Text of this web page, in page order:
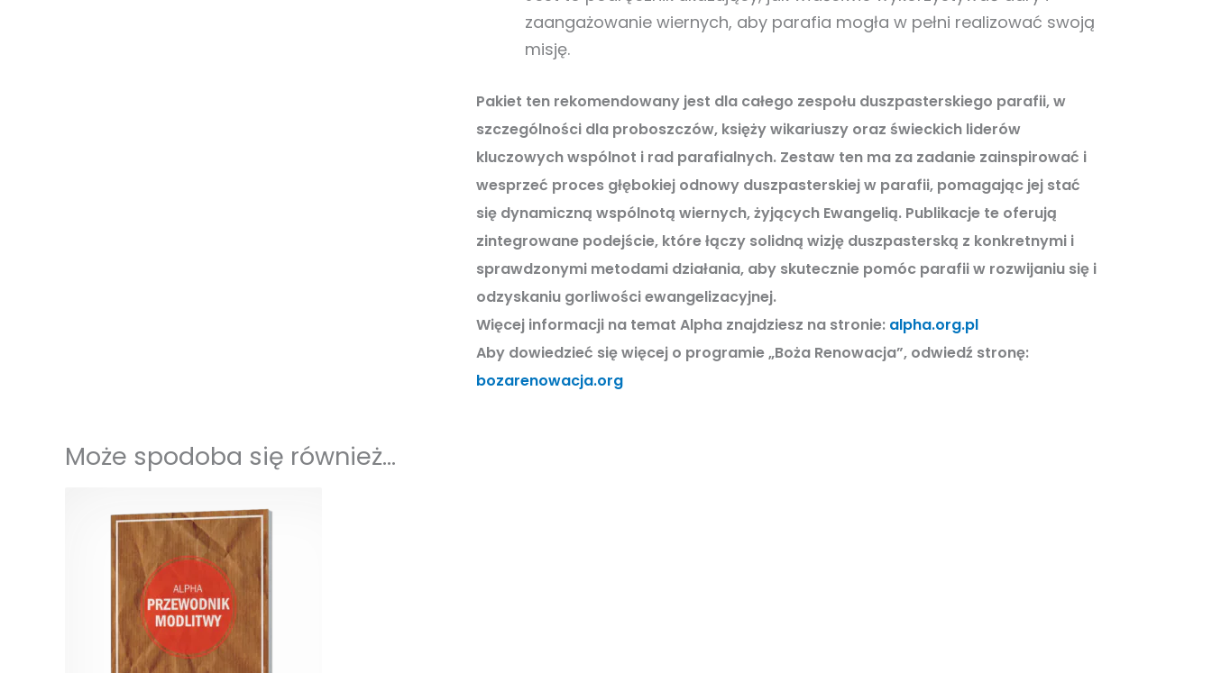
zaangażowanie wiernych, aby parafia mogła w pełni realizować swoją
misję.
Pakiet ten rekomendowany jest dla całego zespołu duszpasterskiego parafii, w
szczególności dla proboszczów, księży wikariuszy oraz świeckich liderów
kluczowych wspólnot i rad parafialnych. Zestaw ten ma za zadanie zainspirować i
wesprzeć proces głębokiej odnowy duszpasterskiejw parafii, pomagając jej stać
się dynamiczną wspólnotą wiernych, żyjących Ewangelią. Publikacje te oferują
zintegrowane podejście, które łączy solidną wizję duszpasterską z konkretnymi i
sprawdzonymi metodami działania, aby skutecznie pomóc parafii w rozwijaniu się i
odzyskaniu gorliwości ewangelizacyjnej.
Więcej informacji na temat Alpha znajdziesz na stronie: alpha.org.pl
Aby dowiedzieć się więcej o programie „Boża Renowacja”, odwiedź stronę:
bozarenowacja.org
Może spodoba się również…